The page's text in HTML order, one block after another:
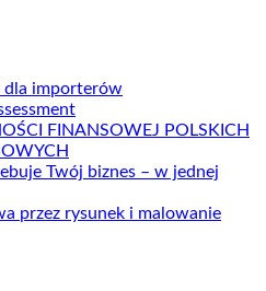
dla importerów
FINANSOWEJ POLSKICH
Twój biznes – w jednej
przez rysunek i malowanie